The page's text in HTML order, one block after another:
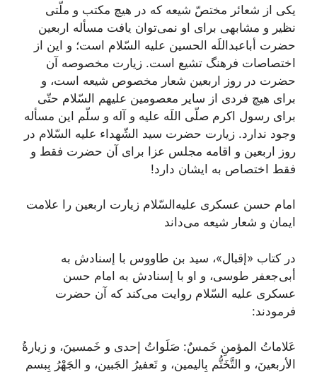
یکی از شعائر مختصّ شیعه که در هیچ مکتب و ملّتی
نظیر و مشابهی برای او نمی‌توان یافت مسأله اربعین
حضرت أباعبداللَه الحسین علیه السّلام است؛ و این از
اختصاصات فرهنگ تشیع است. زیارت مخصوصه آن
حضرت در روز اربعین شعار مخصوص شیعه است، و
برای هیچ فردی از سایر معصومین علیهم السّلام حتّی
برای رسول اکرم صلّی اللَه علیه و آله و سلّم این مسأله
وجود ندارد. زیارت حضرت سید الشّهداء علیه السّلام در
روز اربعین و اقامه مجلس عزا برای آن حضرت فقط و
فقط اختصاص به ایشان دارد!
امام حسن عسکری علیه‌السّلام زیارت اربعین را علامت
ایمان و شعار شیعه می‌داند
در کتاب «إقبال»، سید بن طاووس با إسنادش به
أبی‌جعفر طوسی، و او با إسنادش به امام حسن
عسکری علیه السّلام روایت می‌کند که آن حضرت
فرمودند:
عَلاماتُ المؤمنِ خَمسٌ: صَلَواتُ إحدی و خَمسینَ، و زیارةُ‌
الأربعینَ، و التَّخَتُّم بِالیمینِ، و تَعفیرُ الجَبینِِ، و الجَهْرُ بِبسم